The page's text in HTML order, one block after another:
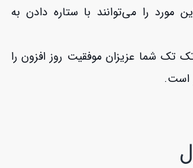
مورد را می‌توانند با ستاره دادن به
تک شما عزیزان موفقیت روز افزون را
است.